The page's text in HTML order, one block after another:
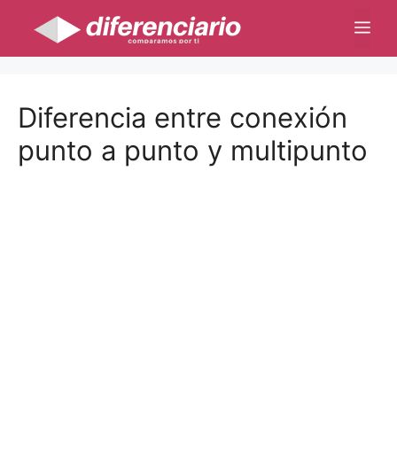
contenido
Diferencia entre conexión
punto a punto y multipunto